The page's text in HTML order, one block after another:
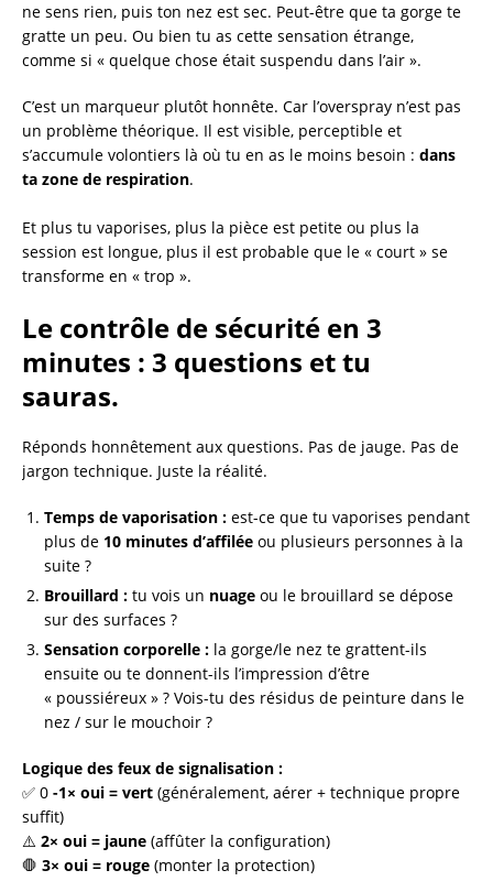
ne sens rien, puis ton nez est sec. Peut-être que ta gorge te
gratte un peu. Ou bien tu as cette sensation étrange,
comme si « quelque chose était suspendu dans l’air ».
C’est un marqueur plutôt honnête. Car l’overspray n’est pas
un problème théorique. Il est visible, perceptible et
s’accumule volontiers là où tu en as le moins besoin : dans
ta zone de respiration.
Et plus tu vaporises, plus la pièce est petite ou plus la
session est longue, plus il est probable que le « court » se
transforme en « trop ».
Le contrôle de sécurité en 3
minutes : 3 questions et tu
sauras.
Réponds honnêtement aux questions. Pas de jauge. Pas de
jargon technique. Juste la réalité.
Temps de vaporisation : est-ce que tu vaporises pendant
plus de 10 minutes d’affilée ou plusieurs personnes à la
suite ?
Brouillard : tu vois un nuage ou le brouillard se dépose
sur des surfaces ?
Sensation corporelle : la gorge/le nez te grattent-ils
ensuite ou te donnent-ils l’impression d’être
« poussiéreux » ? Vois-tu des résidus de peinture dans le
nez / sur le mouchoir ?
Logique des feux de signalisation :
✅ 0 -1× oui = vert (généralement, aérer + technique propre
suffit)
⚠️ 2× oui = jaune (affûter la configuration)
🛑 3× oui = rouge (monter la protection)